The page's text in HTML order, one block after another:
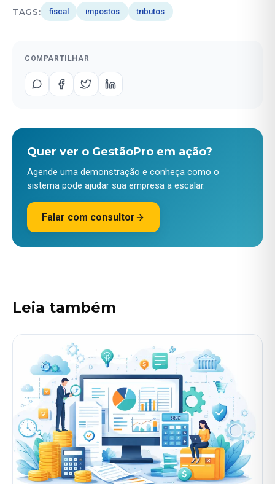
TAGS: fiscal impostos tributos
COMPARTILHAR
Quer ver o GestãoPro em ação?
Agende uma demonstração e conheça como o
sistema pode ajudar sua empresa a escalar.
Falar com consultor
Leia também